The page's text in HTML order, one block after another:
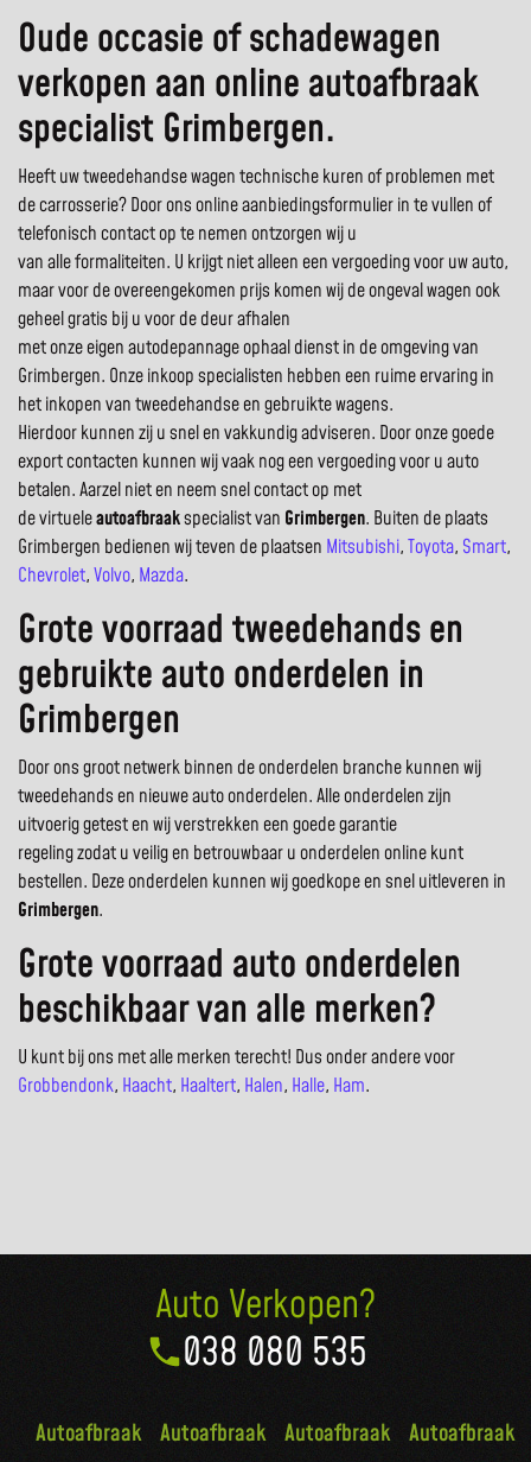
Oude occasie of schadewagen
verkopen aan online autoafbraak
specialist Grimbergen.
Heeft uw tweedehandse wagen technische kuren of problemen met
de carrosserie? Door ons online aanbiedingsformulier in te vullen of
telefonisch contact op te nemen ontzorgen wij u
van alle formaliteiten. U krijgt niet alleen een vergoeding voor uw auto,
maar voor de overeengekomen prijs komen wij de ongeval wagen ook
geheel gratis bij u voor de deur afhalen
met onze eigen autodepannage ophaal dienst in de omgeving van
Grimbergen. Onze inkoop specialisten hebben een ruime ervaring in
het inkopen van tweedehandse en gebruikte wagens.
Hierdoor kunnen zij u snel en vakkundig adviseren. Door onze goede
export contacten kunnen wij vaak nog een vergoeding voor u auto
betalen. Aarzel niet en neem snel contact op met
de virtueleautoafbraakspecialist van Grimbergen. Buiten de plaats
Grimbergen bedienen wij teven de plaatsen Mitsubishi,Toyota, Smart,
Chevrolet,Volvo, Mazda.
Grote voorraad tweedehands en
gebruikte auto onderdelen in
Grimbergen
Door ons groot netwerk binnen de onderdelen branche kunnen wij
tweedehands en nieuwe auto onderdelen. Alle onderdelen zijn
uitvoerig getest en wij verstrekken een goede garantie
regeling zodat u veilig en betrouwbaar u onderdelen online kunt
bestellen. Deze onderdelen kunnen wij goedkope en snel uitleveren in
Grimbergen.
Grote voorraad auto onderdelen
beschikbaar van alle merken?
U kunt bij ons met alle merken terecht! Dus onder andere voor
Grobbendonk, Haacht, Haaltert, Halen, Halle, Ham.
Auto Verkopen?
038 080 535
Autoafbraak Autoafbraak Autoafbraak Autoafbraak